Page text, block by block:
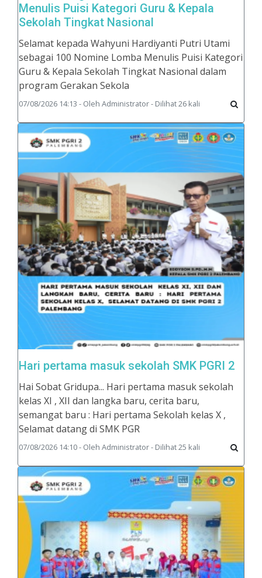
Menulis Puisi Kategori Guru & Kepala
Sekolah Tingkat Nasional
Selamat kepada Wahyuni Hardiyanti Putri Utami
sebagai 100 Nomine Lomba Menulis Puisi Kategori
Guru & Kepala Sekolah Tingkat Nasional dalam
program Gerakan Sekola
07/08/2026 14:13 - Oleh Administrator - Dilihat 26 kali
Hari pertama masuk sekolah SMK PGRI 2
Hai Sobat Gridupa... Hari pertama masuk sekolah
kelas XI , XII dan langka baru, cerita baru,
semangat baru : Hari pertama Sekolah kelas X ,
Selamat datang di SMK PGR
07/08/2026 14:10 - Oleh Administrator - Dilihat 25 kali